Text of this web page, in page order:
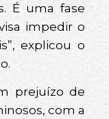
É uma fase
impedir o
explicou o
prejuízo de
com a